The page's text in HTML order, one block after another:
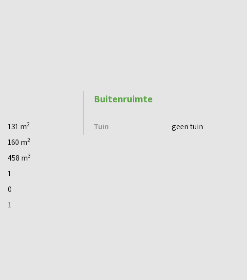
131 m2
160 m2
458 m3
1
0
1
Buitenruimte
Tuin geen tuin